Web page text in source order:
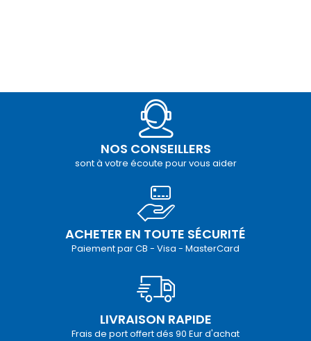
NOS CONSEILLERS
sont à votre écoute pour vous aider
ACHETER EN TOUTE SÉCURITÉ
Paiement par CB - Visa - MasterCard
LIVRAISON RAPIDE
Frais de port offert dés 90 Eur d'achat